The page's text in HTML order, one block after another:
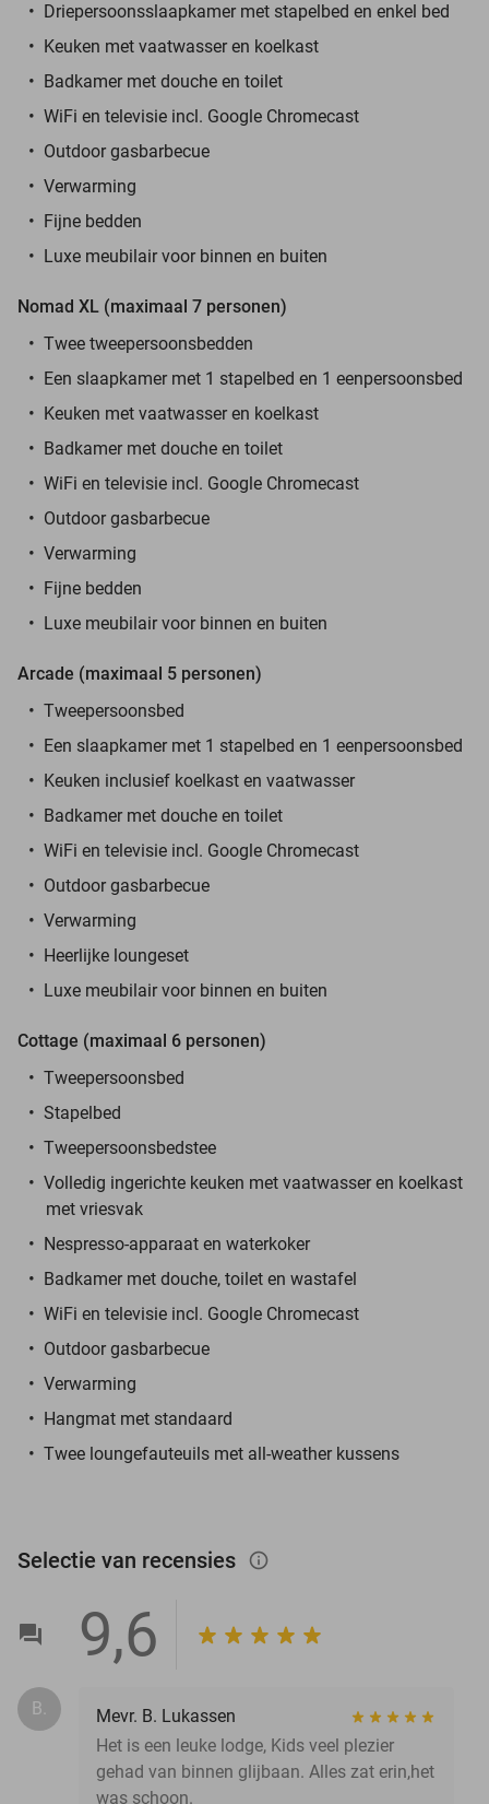
Driepersoonsslaapkamer met stapelbed en enkel bed
Keuken met vaatwasser en koelkast
Badkamer met douche en toilet
WiFi en televisie incl. Google Chromecast
Outdoor gasbarbecue
Verwarming
Fijne bedden
Luxe meubilair voor binnen en buiten
Nomad XL (maximaal 7 personen)
Twee tweepersoonsbedden
Een slaapkamer met 1 stapelbed en 1 eenpersoonsbed
Keuken met vaatwasser en koelkast
Badkamer met douche en toilet
WiFi en televisie incl. Google Chromecast
Outdoor gasbarbecue
Verwarming
Fijne bedden
Luxe meubilair voor binnen en buiten
Arcade (maximaal 5 personen)
Tweepersoonsbed
Een slaapkamer met 1 stapelbed en 1 eenpersoonsbed
Keuken inclusief koelkast en vaatwasser
Badkamer met douche en toilet
WiFi en televisie incl. Google Chromecast
Outdoor gasbarbecue
Verwarming
Heerlijke loungeset
Luxe meubilair voor binnen en buiten
Cottage (maximaal 6 personen)
Tweepersoonsbed
Stapelbed
Tweepersoonsbedstee
Volledig ingerichte keuken met vaatwasser en koelkast
met vriesvak
Nespresso-apparaat en waterkoker
Badkamer met douche, toilet en wastafel
WiFi en televisie incl. Google Chromecast
Outdoor gasbarbecue
Verwarming
Hangmat met standaard
Twee loungefauteuils met all-weather kussens
Selectie van recensies info_outlined
9,6
B.
Mevr. B. Lukassen
Het is een leuke lodge, Kids veel plezier
gehad van binnen glijbaan. Alles zat erin,het
was schoon.